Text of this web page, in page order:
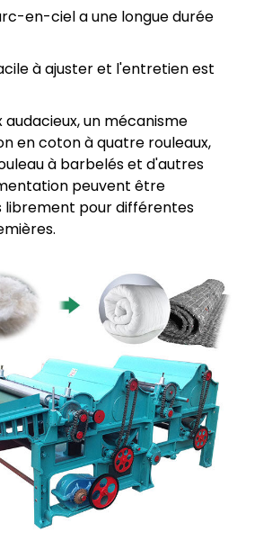
en-ciel a une longue durée
à ajuster et l'entretien est
audacieux, un mécanisme
en coton à quatre rouleaux,
à barbelés et d'autres
peuvent être
librement pour différentes